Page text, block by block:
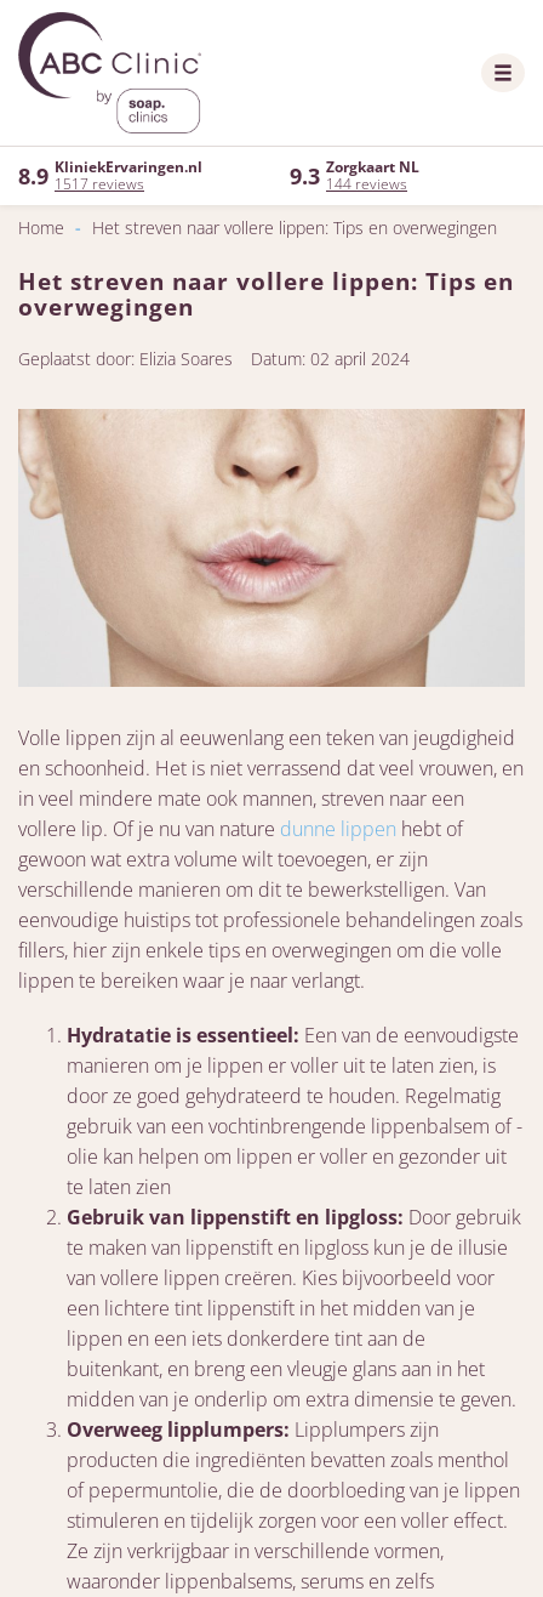
8.9 KliniekErvaringen.nl
1517 reviews
9.3 Zorgkaart NL
144 reviews
Home - Het streven naar vollere lippen: Tips en overwegingen
Het streven naar vollere lippen: Tips en
overwegingen
Geplaatst door: Elizia Soares Datum: 02 april 2024
Volle lippen zijn al eeuwenlang een teken van jeugdigheid
en schoonheid. Het is niet verrassend dat veel vrouwen, en
in veel mindere mate ook mannen, streven naar een
vollere lip. Of je nu van nature dunne lippen hebt of
gewoon wat extra volume wilt toevoegen, er zijn
verschillende manieren om dit te bewerkstelligen. Van
eenvoudige huistips tot professionele behandelingen zoals
fillers, hier zijn enkele tips en overwegingen om die volle
lippen te bereiken waar je naar verlangt.
Hydratatie is essentieel: Een van de eenvoudigste
manieren om je lippen er voller uit te laten zien, is
door ze goed gehydrateerd te houden. Regelmatig
gebruik van een vochtinbrengende lippenbalsem of -
olie kan helpen om lippen er voller en gezonder uit
te laten zien
Gebruik van lippenstift en lipgloss: Door gebruik
te maken van lippenstift en lipgloss kun je de illusie
van vollere lippen creëren. Kies bijvoorbeeld voor
een lichtere tint lippenstift in het midden van je
lippen en een iets donkerdere tint aan de
buitenkant, en breng een vleugje glans aan in het
midden van je onderlip om extra dimensie te geven.
Overweeg lipplumpers: Lipplumpers zijn
producten die ingrediënten bevatten zoals menthol
of pepermuntolie, die de doorbloeding van je lippen
stimuleren en tijdelijk zorgen voor een voller effect.
Ze zijn verkrijgbaar in verschillende vormen,
waaronder lippenbalsems, serums en zelfs